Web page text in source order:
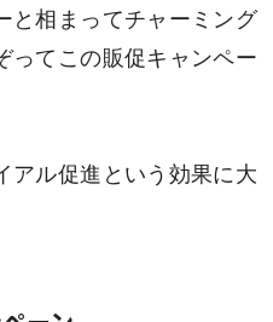
と相まってチャーミング
ってこの販促キャンペー
アル促進という効果に大